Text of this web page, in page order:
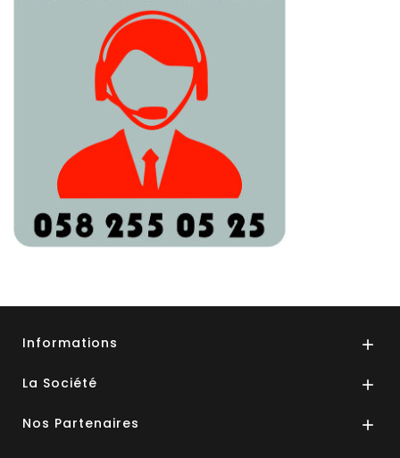
Informations 
La Société 
Nos Partenaires 